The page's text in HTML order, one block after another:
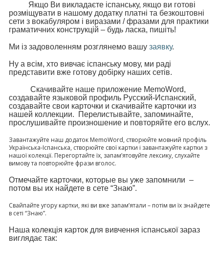
Якщо Ви викладаєте іспанську, якщо ви готові
розміщувати в нашому додатку платні та безкоштовні
сети з вокабуляром і виразами / фразами для практики
граматичних конструкцій – будь ласка, пишіть!
Ми із задоволенням розглянемо вашу заявку.
Ну а всім, хто вивчає іспанську мову, ми раді
представити вже готову добірку наших сетів.
Скачивайте наше приложение MemoWord,
создавайте языковой профиль Русский-Испанский,
создавайте свои карточки и скачивайте карточки из
нашей коллекции. Перелистывайте, запоминайте,
прослушивайте произношение и повторяйте его вслух.
Завантажуйте наш додаток MemoWord, створюйте мовний профіль
Українська-Іспанська, створюйте свої картки і завантажуйте картки з
нашої колекції. Перегортайте їх, запам’ятовуйте лексику, слухайте
вимову та повторюйте фрази вголос.
Отмечайте карточки, которые вы уже запомнили –
потом вы их найдете в сете “Знаю”.
Свайпайте угору картки, які ви вже запам’ятали – потім ви їх знайдете
в сеті “Знаю”.
Наша колекція карток для вивчення іспанської зараз
виглядає так: